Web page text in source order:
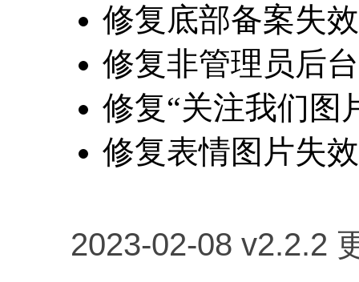
修复底部备案失
修复非管理员后
修复“关注我们图
修复表情图片失效
2023-02-08 v2.2.2